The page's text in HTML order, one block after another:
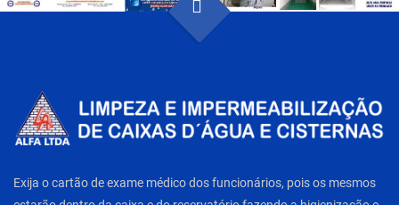
Exija o cartão de exame médico dos funcionários, pois os mesmos